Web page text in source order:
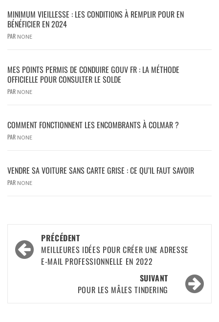
MINIMUM VIEILLESSE : LES CONDITIONS À REMPLIR POUR EN
BÉNÉFICIER EN 2024
PAR NONE
MES POINTS PERMIS DE CONDUIRE GOUV FR : LA MÉTHODE
OFFICIELLE POUR CONSULTER LE SOLDE
PAR NONE
COMMENT FONCTIONNENT LES ENCOMBRANTS À COLMAR ?
PAR NONE
VENDRE SA VOITURE SANS CARTE GRISE : CE QU’IL FAUT SAVOIR
PAR NONE
PRÉCÉDENT
MEILLEURES IDÉES POUR CRÉER UNE ADRESSE
E-MAIL PROFESSIONNELLE EN 2022
SUIVANT
POUR LES MÂLES TINDERING